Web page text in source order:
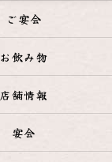
ご宴会
お飲み物
店舗情報
宴会